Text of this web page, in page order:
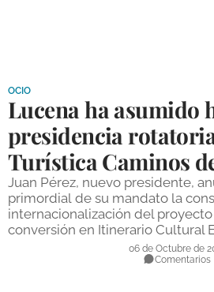
DEPORTES
COMPETICIONES
DEPORTE BASE
OPINIÓN
VENTANA CIUDADANA
OCIO
Lucena ha asumido
presidencia
Turística Caminos
Juan Pérez, nuevo presidente,
primordial de su mandato la
internacionalización del
conversión en Itinerario Cultural
06 de Octubre de
Comentarios